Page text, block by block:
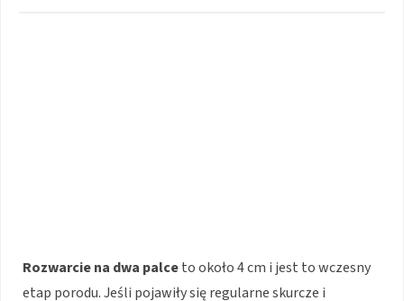
Rozwarcie na dwa palceto około 4 cm i jest to wczesny
etap porodu. Jeśli pojawiły się regularne skurcze i